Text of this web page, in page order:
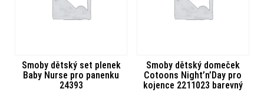
Smoby dětský set plenek
Baby Nurse pro panenku
24393
Smoby dětský domeček
Cotoons Night’n’Day pro
kojence 2211023 barevný